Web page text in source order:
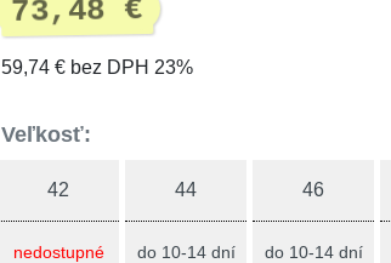
73,48 €
59,74 € bez DPH 23%
Veľkosť:
42
nedostupné
44
do 10-14 dní
46
do 10-14 dní